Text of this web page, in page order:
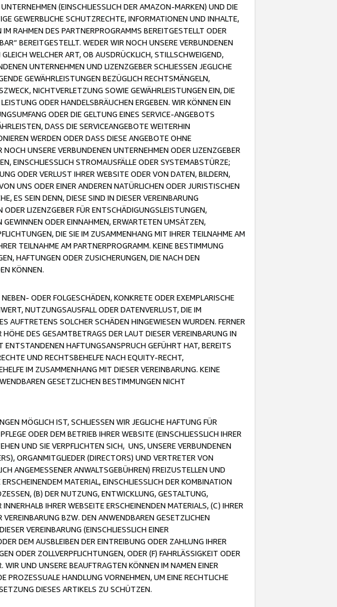
(EINSCHLIESSLICH DER AMAZON-MARKEN) UND DIE
GEWERBLICHE SCHUTZRECHTE, INFORMATIONEN UND INHALTE,
RAHMEN DES PARTNERPROGRAMMS BEREITGESTELLT ODER
BEREITGESTELLT. WEDER WIR NOCH UNSERE VERBUNDENEN
WELCHER ART, OB AUSDRÜCKLICH, STILLSCHWEIGEND,
UNTERNEHMEN UND LIZENZGEBER SCHLIESSEN JEGLICHE
GEWÄHRLEISTUNGEN BEZÜGLICH RECHTSMÄNGELN,
NICHTVERLETZUNG SOWIE GEWÄHRLEISTUNGEN EIN, DIE
ODER HANDELSBRÄUCHEN ERGEBEN. WIR KÖNNEN EIN
ODER DIE GELTUNG EINES SERVICE-ANGEBOTS
DASS DIE SERVICEANGEBOTE WEITERHIN
WERDEN ODER DASS DIESE ANGEBOTE OHNE
UNSERE VERBUNDENEN UNTERNEHMEN ODER LIZENZGEBER
EINSCHLIESSLICH STROMAUSFÄLLE ODER SYSTEMABSTÜRZE;
ODER VERLUST IHRER WEBSITE ODER VON DATEN, BILDERN,
UNS ODER EINER ANDEREN NATÜRLICHEN ODER JURISTISCHEN
ES SEIN DENN, DIESE SIND IN DIESER VEREINBARUNG
LIZENZGEBER FÜR ENTSCHÄDIGUNGSLEISTUNGEN,
ODER EINNAHMEN, ERWARTETEN UMSÄTZEN,
DIE SIE IM ZUSAMMENHANG MIT IHRER TEILNAHME AM
TEILNAHME AM PARTNERPROGRAMM. KEINE BESTIMMUNG
HAFTUNGEN ODER ZUSICHERUNGEN, DIE NACH DEN
KÖNNEN.
ODER FOLGESCHÄDEN, KONKRETE ODER EXEMPLARISCHE
NUTZUNGSAUSFALL ODER DATENVERLUST, DIE IM
AUFTRETENS SOLCHER SCHÄDEN HINGEWIESEN WURDEN. FERNER
DES GESAMTBETRAGS DER LAUT DIESER VEREINBARUNG IN
HAFTUNGSANSPRUCH GEFÜHRT HAT, BEREITS
UND RECHTSBEHELFE NACH EQUITY-RECHT,
IM ZUSAMMENHANG MIT DIESER VEREINBARUNG. KEINE
GESETZLICHEN BESTIMMUNGEN NICHT
MÖGLICH IST, SCHLIESSEN WIR JEGLICHE HAFTUNG FÜR
ODER DEM BETRIEB IHRER WEBSITE (EINSCHLIESSLICH IHRER
UND SIE VERPFLICHTEN SICH, UNS, UNSERE VERBUNDENEN
ORGANMITGLIEDER (DIRECTORS) UND VERTRETER VON
ANGEMESSENER ANWALTSGEBÜHREN) FREIZUSTELLEN UND
MATERIAL, EINSCHLIESSLICH DER KOMBINATION
(B) DER NUTZUNG, ENTWICKLUNG, GESTALTUNG,
IHRER WEBSEITE ERSCHEINENDEN MATERIALS, (C) IHRER
BZW. DEN ANWENDBAREN GESETZLICHEN
VEREINBARUNG (EINSCHLIESSLICH EINER
DEM AUSBLEIBEN DER EINTREIBUNG ODER ZAHLUNG IHRER
ODER ZOLLVERPFLICHTUNGEN, ODER (F) FAHRLÄSSIGKEIT ODER
UND UNSERE BEAUFTRAGTEN KÖNNEN IM NAMEN EINER
PROZESSUALE HANDLUNG VORNEHMEN, UM EINE RECHTLICHE
DIESES ARTIKELS ZU SCHÜTZEN.